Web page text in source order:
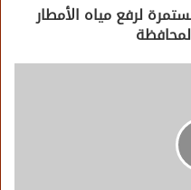
لرفع مياه الأمطار